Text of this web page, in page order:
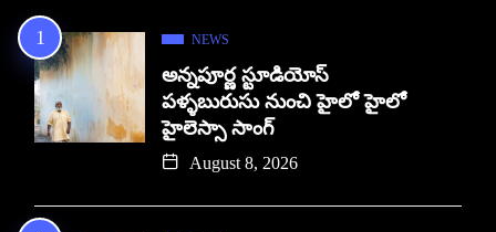
NEWS
అన్నపూర్ణ స్టూడియోస్
పళ్ళబురుసు నుంచి హైలో హైలో
హైలెస్సా సాంగ్
August 8, 2026